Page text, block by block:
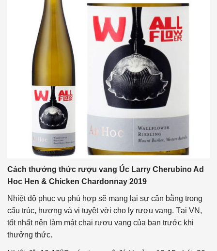
Cách thưởng thức rượu vang Úc Larry Cherubino Ad
Hoc Hen & Chicken Chardonnay 2019
Nhiệt độ phục vụ phù hợp sẽ mang lại sự cân bằng trong
cấu trúc, hương và vị tuyệt vời cho ly rượu vang. Tại VN,
tốt nhất nên làm mát chai rượu vang của bạn trước khi
thưởng thức.